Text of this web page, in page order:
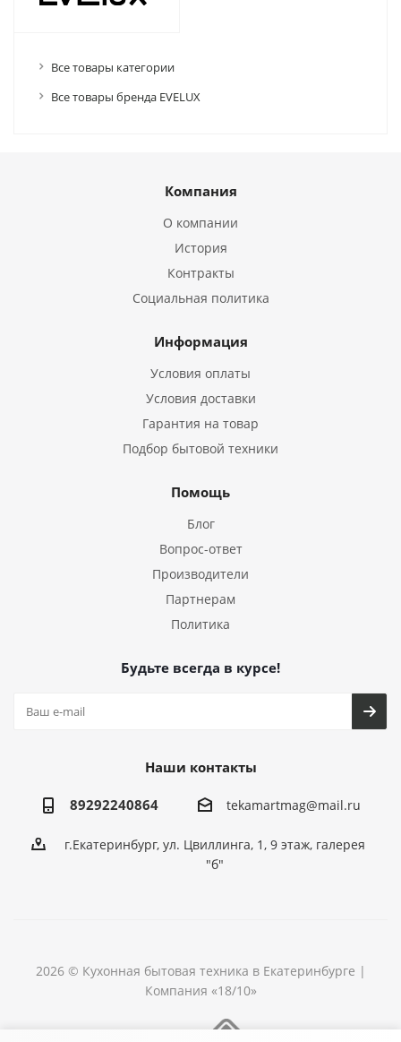
Все товары категории
Все товары бренда EVELUX
Компания
О компании
История
Контракты
Социальная политика
Информация
Условия оплаты
Условия доставки
Гарантия на товар
Подбор бытовой техники
Помощь
Блог
Вопрос-ответ
Производители
Партнерам
Политика
Будьте всегда в курсе!
Наши контакты
89292240864 tekamartmag@mail.ru
г.Екатеринбург, ул. Цвиллинга, 1, 9 этаж, галерея
"б"
2026 © Кухонная бытовая техника в Екатеринбурге |
Компания «18/10»